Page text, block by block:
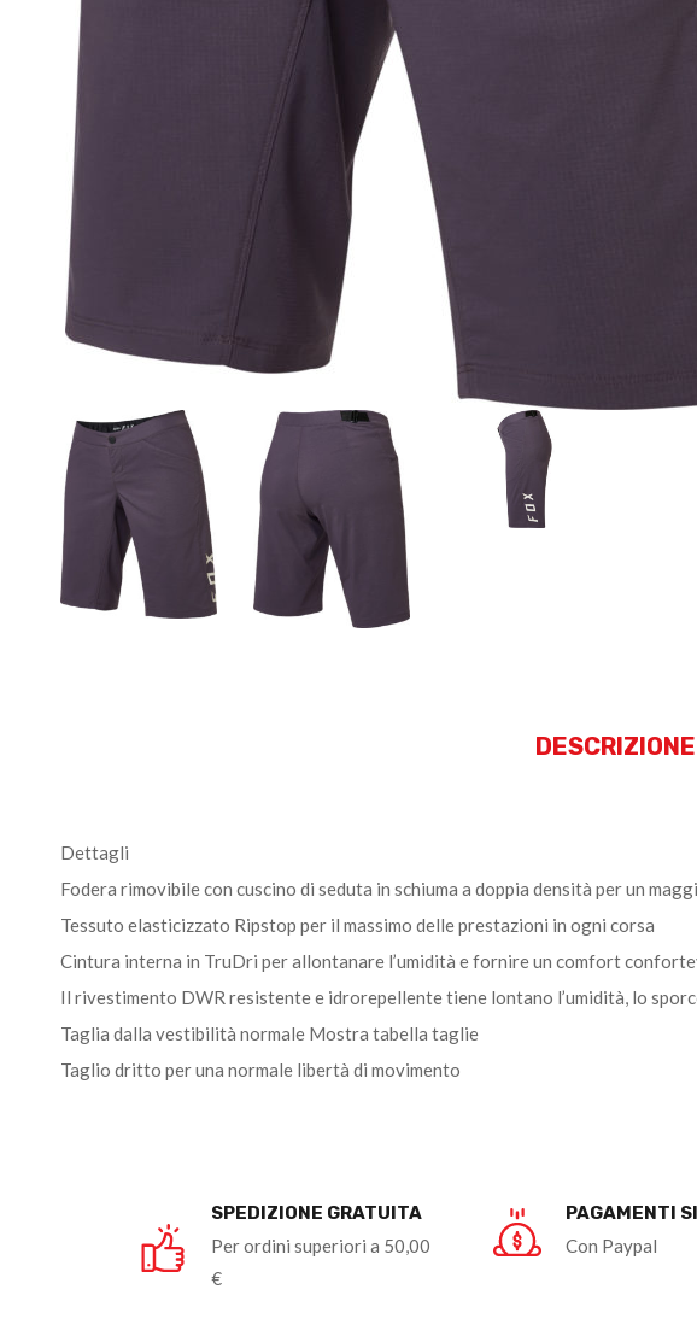
DESCRIZIONE
Dettagli
Fodera rimovibile con cuscino di seduta in schiuma a doppia densità per un
Tessuto elasticizzato Ripstop per il massimo delle prestazioni in ogni corsa
Cintura interna in TruDri per allontanare l’umidità e fornire un comfort
Il rivestimento DWR resistente e idrorepellente tiene lontano l’umidità, lo
Taglia dalla vestibilità normale Mostra tabella taglie
Taglio dritto per una normale libertà di movimento
SPEDIZIONE GRATUITA
Per ordini superiori a 50,00
€
PAGAMENTI
Con Paypal